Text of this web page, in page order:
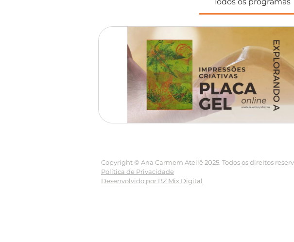
Copyright © Ana Carmem Ateliê 2025. Todos os direitos
Política de Privacidade
Desenvolvido por BZ Mix Digital